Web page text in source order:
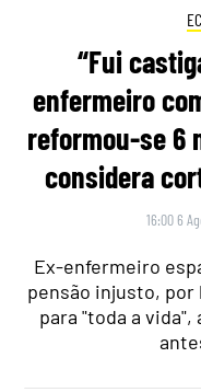
“Fui
enfermeiro
reformou-se 6
considera
16:00 6
Ex-enfermeiro
pensão injusto,
para "toda a